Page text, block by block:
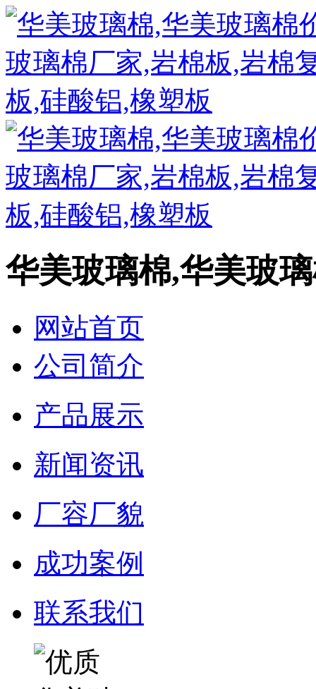
华美玻璃棉,华美玻
网站首页
公司简介
产品展示
新闻资讯
厂容厂貌
成功案例
联系我们